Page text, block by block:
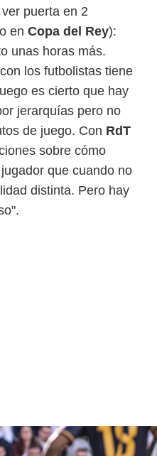
puerta en 2
en Copa del Rey):
unas horas más.
los futbolistas tiene
es cierto que hay
jerarquías pero no
de juego. Con RdT
sobre cómo
que cuando no
distinta. Pero hay